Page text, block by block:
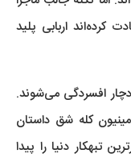
اربابی پلید
افسردگی می‌شوند.
کله شق داستان
تبهکار دنیا را پیدا